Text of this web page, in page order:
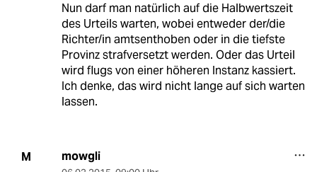
Nun darf man natürlich auf die Halbwertszeit
des Urteils warten, wobei entweder der/die
Richter/in amtsenthoben oder in die tiefste
Provinz strafversetzt werden. Oder das Urteil
wird flugs von einer höheren Instanz kassiert.
Ich denke, das wird nicht lange auf sich warten
lassen.
M mowgli